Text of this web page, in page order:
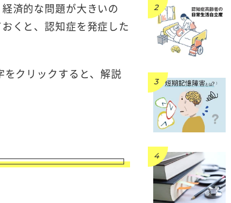
済的な問題が大きいの
くと、認知症を発症した
をクリックすると、解説